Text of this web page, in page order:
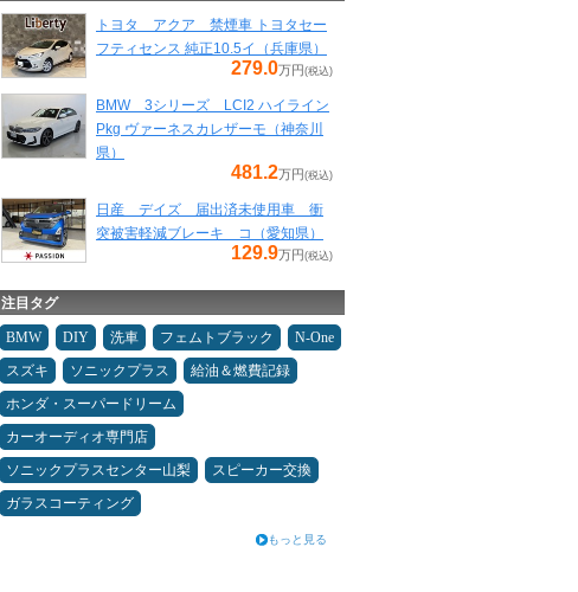
トヨタ アクア 禁煙車 トヨタセー
フティセンス 純正10.5イ（兵庫県）
279.0万円 (税込)
BMW 3シリーズ LCI2 ハイライン
Pkg ヴァーネスカレザーモ（神奈川
県）
481.2万円 (税込)
日産 デイズ 届出済未使用車 衝
突被害軽減ブレーキ コ（愛知県）
129.9万円 (税込)
注目タグ
BMW DIY 洗車 フェムトブラック
N-One
スズキ
ソニックプラス
給油＆燃費記録
ホンダ・スーパードリーム
カーオーディオ専門店
ソニックプラスセンター山梨
スピーカー交換
ガラスコーティング
もっと見る